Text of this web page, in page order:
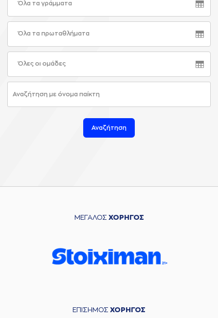
Όλα τα γράμματα
Όλα τα πρωταθλήματα
Όλες οι ομάδες
Αναζήτηση
ΜΕΓΑΛΟΣ ΧΟΡΗΓΟΣ
ΕΠΙΣΗΜΟΣ ΧΟΡΗΓΟΣ